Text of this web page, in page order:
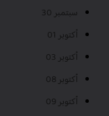
سبتمبر 30
أكتوبر 01
أكتوبر 03
أكتوبر 08
أكتوبر 09